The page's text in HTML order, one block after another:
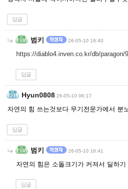
답글
범키 26-05-10 16:40
https://diablo4.inven.co.kr/db/paragon/
답글
Hyun0808 26-05-10 06:17
자연의 힘 쓰는것보다 무기전문가에서 분
답글
범키 26-05-10 16:41
자연의 힘은 소돌크기가 커져서 딜하기
답글